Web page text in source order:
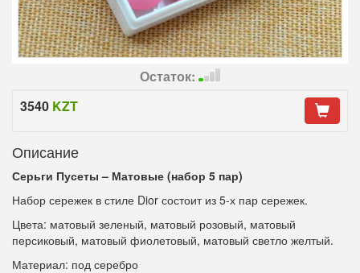
Остаток:
3540 KZT
Описание
Серьги Пусеты – Матовые (набор 5 пар)
Набор сережек в стиле Dior состоит из 5-х пар сережек.
Цвета: матовый зеленый, матовый розовый, матовый
персиковый, матовый фиолетовый, матовый светло желтый.
Материал: под серебро